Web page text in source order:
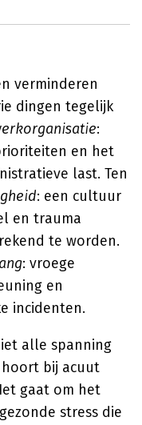
verminderen
dingen tegelijk
:
en het
last. Ten
: een cultuur
en trauma
te worden.
: vroege
en
incidenten.
alle spanning
hoort bij acuut
gaat om het
stress die